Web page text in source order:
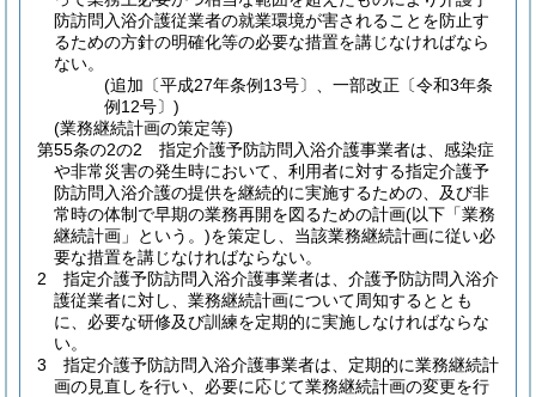
防訪問入浴介護従業者の就業環境が害されることを防止す
るための方針の明確化等の必要な措置を講じなければなら
ない。
(追加〔平成27年条例13号〕、一部改正〔令和3年条
例12号〕)
(業務継続計画の策定等)
第55条の2の2
指定介護予防訪問入浴介護事業者は、感染症
や非常災害の発生時において、利用者に対する指定介護予
防訪問入浴介護の提供を継続的に実施するための、及び非
常時の体制で早期の業務再開を図るための計画(以下「業務
継続計画」という。)を策定し、当該業務継続計画に従い必
要な措置を講じなければならない。
2
指定介護予防訪問入浴介護事業者は、介護予防訪問入浴介
護従業者に対し、業務継続計画について周知するととも
に、必要な研修及び訓練を定期的に実施しなければならな
い。
3
指定介護予防訪問入浴介護事業者は、定期的に業務継続計
画の見直しを行い、必要に応じて業務継続計画の変更を行